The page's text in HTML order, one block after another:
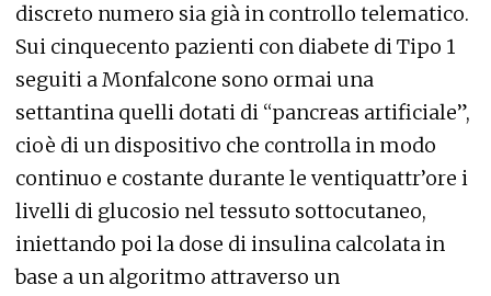
discreto numero sia già in controllo telematico.
Sui cinquecento pazienti con diabete di Tipo 1
seguiti a Monfalcone sono ormai una
settantina quelli dotati di “pancreas artificiale”,
cioè di un dispositivo che controlla in modo
continuo e costante durante le ventiquattr’ore i
livelli di glucosio nel tessuto sottocutaneo,
iniettando poi la dose di insulina calcolata in
base a un algoritmo attraverso un